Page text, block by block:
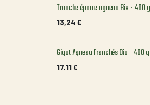
Tranche épaule agneau Bio - 400 g
13,24 €
Gigot Agneau Tranchés Bio - 400 g
17,11€